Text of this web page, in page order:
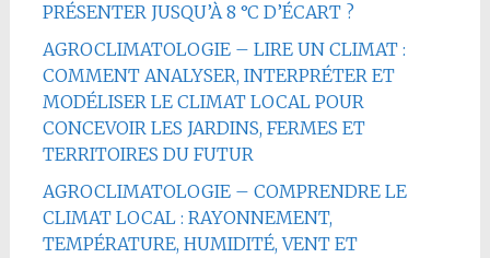
PRÉSENTER JUSQU’À 8 °C D’ÉCART ?
AGROCLIMATOLOGIE – LIRE UN CLIMAT :
COMMENT ANALYSER, INTERPRÉTER ET
MODÉLISER LE CLIMAT LOCAL POUR
CONCEVOIR LES JARDINS, FERMES ET
TERRITOIRES DU FUTUR
AGROCLIMATOLOGIE – COMPRENDRE LE
CLIMAT LOCAL : RAYONNEMENT,
TEMPÉRATURE, HUMIDITÉ, VENT ET